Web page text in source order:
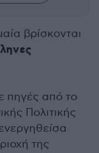
βρίσκονται
πηγές από το
Πολιτικής
της